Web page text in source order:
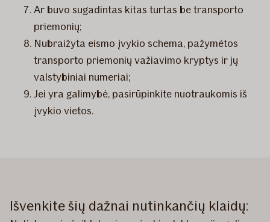
Ar buvo sugadintas kitas turtas be transporto
priemonių;
Nubraižyta eismo įvykio schema, pažymėtos
transporto priemonių važiavimo kryptys ir jų
valstybiniai numeriai;
Jei yra galimybė, pasirūpinkite nuotraukomis iš
įvykio vietos.
Išvenkite šių dažnai nutinkančių klaidų: